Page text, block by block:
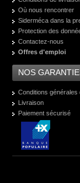
Où nous rencontrer
Siderméca dans la
Protection des
Contactez-nous
Offres d'emploi
NOS
Conditions générales
Livraison
Paiement sécurisé